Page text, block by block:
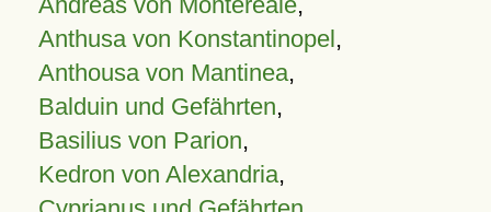
Anthusa von Konstantinopel,
Anthousa von Mantinea,
Balduin und Gefährten,
Basilius von Parion,
Kedron von Alexandria,